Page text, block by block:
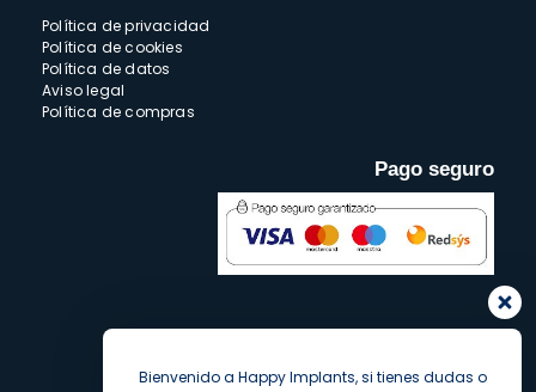
Política de privacidad
Política de cookies
Política de datos
Aviso legal
Política de compras
Pago seguro
Bienvenido a Happy Implants, si tienes dudas o